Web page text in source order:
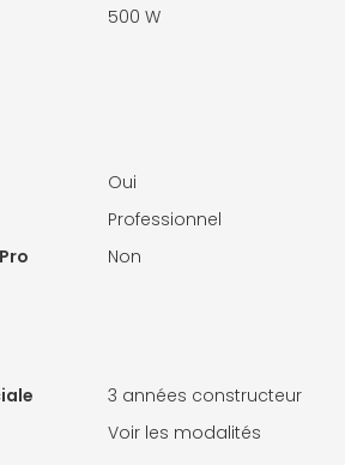
500 W
Oui
Professionnel
Non
3 années constructeur
Voir les modalités